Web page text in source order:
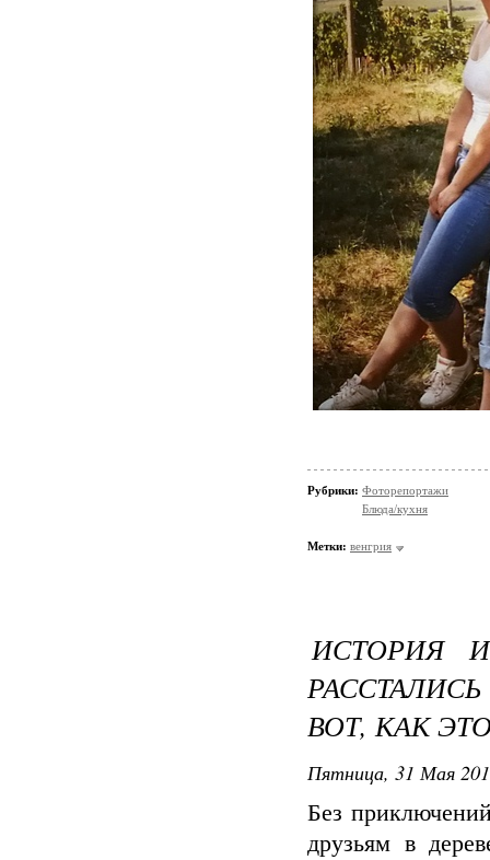
Рубрики: Фоторепортажи
Блюда/кухня
Метки: венгрия
ИСТОРИЯ
ВОТ, КАК
Пятница, 31 Мая
Без
друзьям в